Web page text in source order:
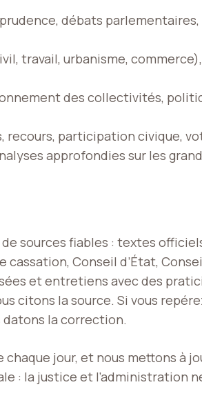
débats
travail, urbanisme,
des collectivités,
recours, participation civique,
approfondies sur les
sources fiables : textes
Conseil d’État,
et entretiens avec des
citons la source. Si vous
datons la correction.
jour, et nous mettons à
: la justice et l’administration